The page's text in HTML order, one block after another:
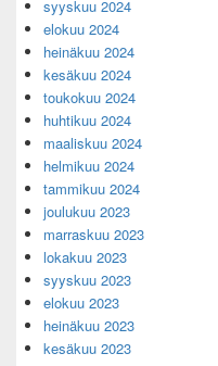
syyskuu 2024
elokuu 2024
heinäkuu 2024
kesäkuu 2024
toukokuu 2024
huhtikuu 2024
maaliskuu 2024
helmikuu 2024
tammikuu 2024
joulukuu 2023
marraskuu 2023
lokakuu 2023
syyskuu 2023
elokuu 2023
heinäkuu 2023
kesäkuu 2023